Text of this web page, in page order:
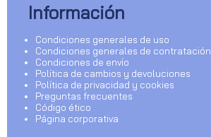
Información
Condiciones generales de uso
Condiciones generales de contratación
Condiciones de envío
Política de cambios y devoluciones
Política de privacidad y cookies
Preguntas frecuentes
Código ético
Página corporativa